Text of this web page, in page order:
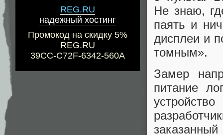
REG.RU
надежный хостинг
Промокод на скидку 5%
REG.RU
39CC-C72F-6342-560A
Не знаю,
паять и
дисплеи и
томным».
Замер
питание